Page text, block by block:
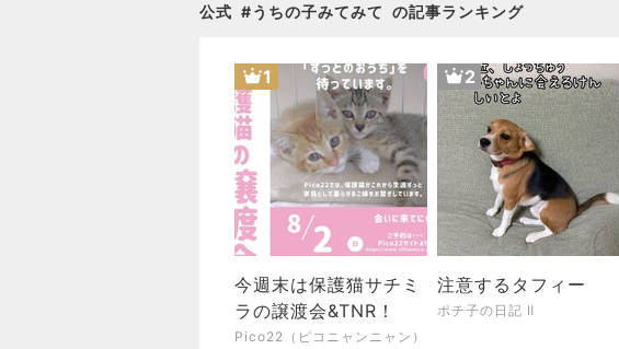
公式 #うちの子みてみて の記事ランキング
1
今週末は保護猫サチミ
ラの譲渡会&TNR！
Pico22（ピコニャンニャン）
2
注意するタフィー
ポチ子の日記 Ⅱ